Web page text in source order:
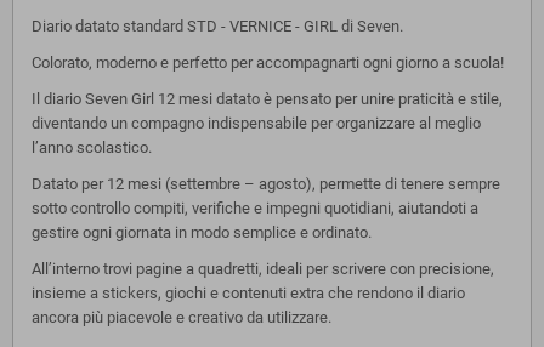
Diario datato standard STD - VERNICE - GIRL di Seven.
Colorato, moderno e perfetto per accompagnarti ogni giorno a scuola!
Il diario Seven Girl 12 mesi datato è pensato per unire praticità e stile,
diventando un compagno indispensabile per organizzare al meglio
l’anno scolastico.
Datato per 12 mesi (settembre – agosto), permette di tenere sempre
sotto controllo compiti, verifiche e impegni quotidiani, aiutandoti a
gestire ogni giornata in modo semplice e ordinato.
All’interno trovi pagine a quadretti, ideali per scrivere con precisione,
insieme a stickers, giochi e contenuti extra che rendono il diario
ancora più piacevole e creativo da utilizzare.